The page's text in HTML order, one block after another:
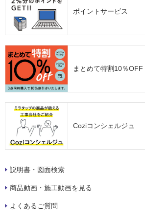
ポイントサービス
まとめて特割10％OFF
Coziコンシェルジュ
説明書・図面検索
商品動画・施工動画を見る
よくあるご質問